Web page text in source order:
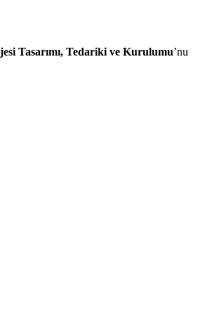
Tasarımı, Tedariki ve Kurulumu’nu